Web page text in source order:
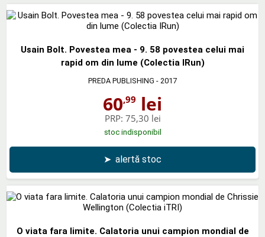
Usain Bolt. Povestea mea - 9. 58 povestea celui mai
rapid om din lume (Colectia IRun)
PREDA PUBLISHING - 2017
60,99 lei
PRP: 75,30 lei
stoc indisponibil
➤ alertă stoc
O viata fara limite. Calatoria unui campion mondial de